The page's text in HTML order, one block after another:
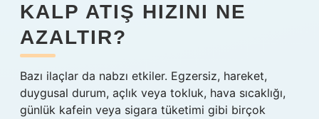
KALP ATIŞ HIZINI NE
AZALTIR?
Bazı ilaçlar da nabzı etkiler. Egzersiz, hareket,
duygusal durum, açlık veya tokluk, hava sıcaklığı,
günlük kafein veya sigara tüketimi gibi birçok